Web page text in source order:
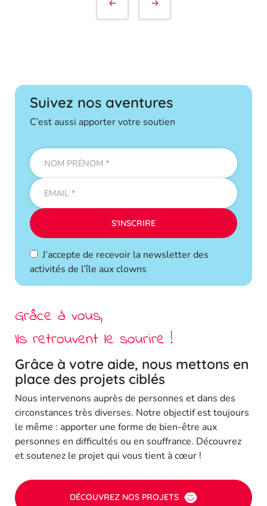
Suivez nos aventures
C’est aussi apporter votre soutien
J’accepte de recevoir la newsletter des
activités de l’île aux clowns
Grâce à vous,
Ils retrouvent le sourire !
Grâce à votre aide, nous mettons en
place des projets ciblés
Nous intervenons auprès de personnes et dans des
circonstances très diverses. Notre objectif est toujours
le même : apporter une forme de bien-être aux
personnes en difficultés ou en souffrance. Découvrez
et soutenez le projet qui vous tient à cœur !
DÉCOUVREZ NOS PROJETS